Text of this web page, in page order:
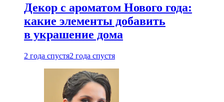
Декор с ароматом Нового года:
какие элементы добавить
в украшение дома
2 года спустя2 года спустя